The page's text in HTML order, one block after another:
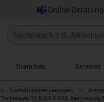
Online
Branchen Services
igus-icon-arrow-right
Konfektionierte Leitungen igus-
PS B D F B XXX, Basisleitung